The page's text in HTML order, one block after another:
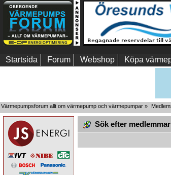
Startsida Forum Webshop Köpa
Värmepumpsforum allt om värmepump och värmepumpar »
Sök efter medlemmar